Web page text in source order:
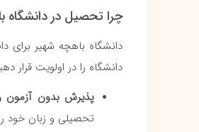
چرا تحصیل در دانشگاه
دانشگاه باهچه شهیر برای
دانشگاه را در اولویت قرار
پذیرش بدون آزمون
تحصیلی و زبان خود